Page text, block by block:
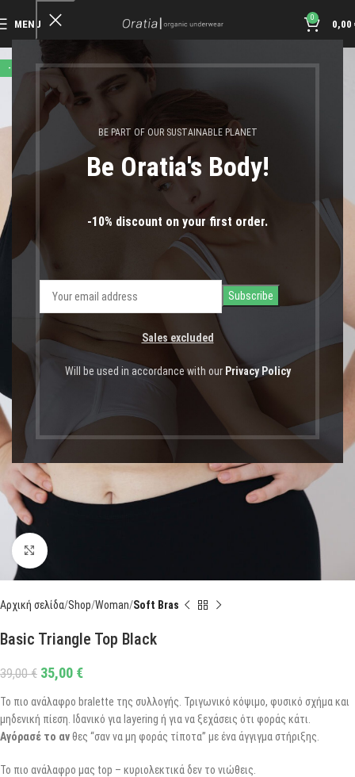
BE PART OF OUR SUSTAINABLE PLANET
Be Oratia's Body!
-10% discount on your first order.
Sales excluded
Will be used in accordance with our Privacy Policy
MENU
0
0,00
-10%
Click to enlarge
Αρχική σελίδα Shop Woman Soft Bras
Basic Triangle Top Black
39,00€ 35,00 €
Το πιο ανάλαφρο bralette της συλλογής. Τριγωνικό κόψιμο, φυσικό σχήμα και
μηδενική πίεση. Ιδανικό για layering ή για να ξεχάσεις ότι φοράς κάτι.
Αγόρασέ το ανθες “σαν να μη φοράς τίποτα” με ένα άγγιγμα στήριξης.
Το πιο ανάλαφρο μας top – κυριολεκτικά δεν το νιώθεις.